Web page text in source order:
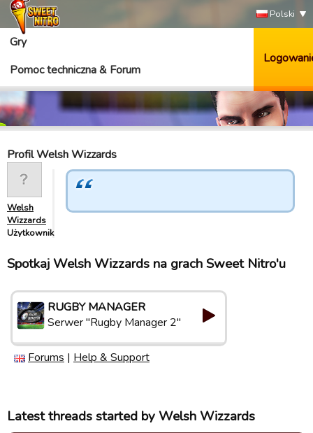
Polski
Gry
Pomoc techniczna & Forum
Profil Welsh Wizzards
Welsh
Wizzards
Użytkownik
Spotkaj Welsh Wizzards na grach Sweet Nitro'u
RUGBY MANAGER
Serwer "Rugby Manager 2"
Forums | Help & Support
Latest threads started by Welsh Wizzards